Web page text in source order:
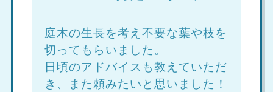
庭木の生長を考え不要な葉や枝を
切ってもらいました。
日頃のアドバイスも教えていただ
き、また頼みたいと思いました！